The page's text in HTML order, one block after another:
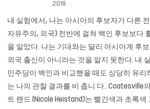
2018
내 실험에서, 나는 아시아의 후보자가 다른
자유주의, 외국) 전반에 걸쳐 백인 후보보다
을 알았다. 나는 기대와는 달리 아시아계 후
외국 출신이 아니라는 것을 알지 못한다. 내
민주당이 백인과 비교했을 때도 상당히 유리
는 나의 관찰 결과를 비 춥니 다.. Coatesville
트 랜드 (Nicole Heistand)는 빨간색과 초록색